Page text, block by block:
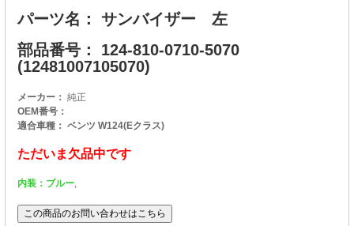
パーツ名： サンバイザー 左
部品番号： 124-810-0710-5070
(12481007105070)
メーカー： 純正
OEM番号：
適合車種： ベンツ W124(Eクラス)
ただいま欠品中です
内装：ブルー,